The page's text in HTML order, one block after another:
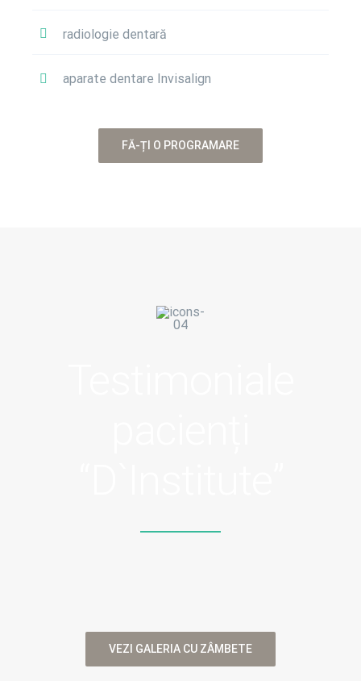
radiologie dentară
aparate dentare Invisalign
FĂ-ȚI O PROGRAMARE
VEZI GALERIA CU ZÂMBETE